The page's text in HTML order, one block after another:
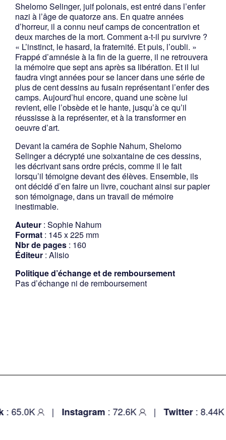
Shelomo Selinger, juif polonais, est entré dans l’enfer
nazi à l’âge de quatorze ans. En quatre années
d’horreur, il a connu neuf camps de concentration et
deux marches de la mort. Comment a-t-il pu survivre ?
« L’instinct, le hasard, la fraternité. Et puis, l’oubli. »
Frappé d’amnésie à la fin de la guerre, il ne retrouvera
la mémoire que sept ans après sa libération. Et il lui
faudra vingt années pour se lancer dans une série de
plus de cent dessins au fusain représentant l’enfer des
camps. Aujourd’hui encore, quand une scène lui
revient, elle l’obsède et le hante, jusqu’à ce qu’il
réussisse à la représenter, et à la transformer en
oeuvre d’art.
Devant la caméra de Sophie Nahum, Shelomo
Selinger a décrypté une soixantaine de ces dessins,
les décrivant sans ordre précis, comme il le fait
lorsqu’il témoigne devant des élèves. Ensemble, ils
ont décidé d’en faire un livre, couchant ainsi sur papier
son témoignage, dans un travail de mémoire
inestimable.
Auteur : Sophie Nahum
Format : 145 x 225 mm
Nbr de pages : 160
Éditeur : Alisio
Politique d’échange et de remboursement
Pas d’échange ni de remboursement
65.0K | Instagram: 72.6K | Twitter: 8.44K